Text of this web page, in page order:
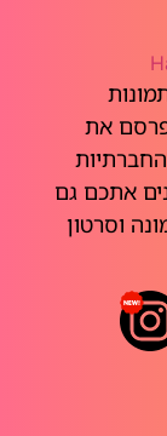
את
אתכם גם
וסרטון